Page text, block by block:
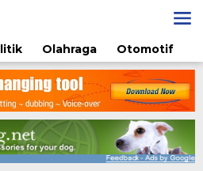
Olahraga Otomotif